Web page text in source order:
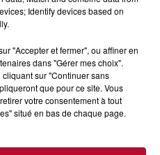
CE WEEK-END
une petite sélection des
dans le coin. Que vous ayez
du monde,...
Identify devices based on
"Accepter et fermer", ou affiner en
dans "Gérer mes choix".
sur "Continuer sans
que pour ce site. Vous
votre consentement à tout
situé en bas de chaque page.